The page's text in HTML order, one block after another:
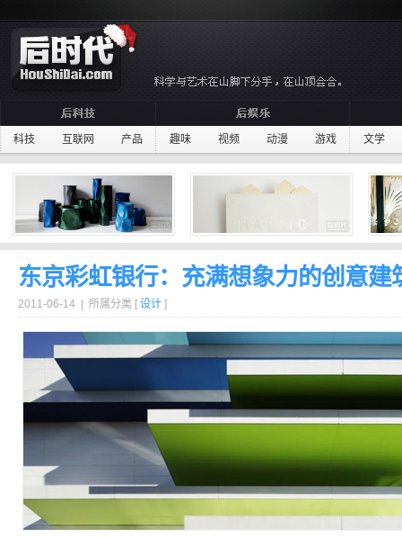
科技 互联网 产品 趣味 视频 动漫 游戏 文学
东京彩虹银行：充满想象力的创意建
2011-06-14 | 所属分类 [ 设计 ]